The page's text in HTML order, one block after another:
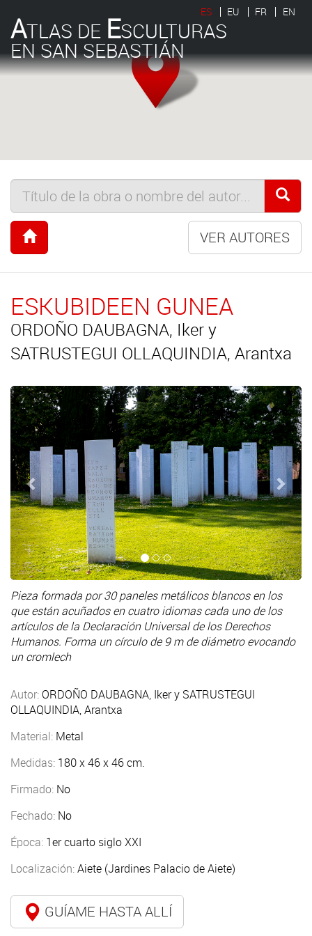
ATLAS DE ESCULTURAS
EN SAN SEBASTIÁN
ES EU FR EN
VER AUTORES
ESKUBIDEEN GUNEA
ORDOÑO DAUBAGNA, Iker y
SATRUSTEGUI OLLAQUINDIA, Arantxa
Anterior
Pieza formada por 30 paneles metálicos blancos en los
que están acuñados en cuatro idiomas cada uno de los
artículos de la Declaración Universal de los Derechos
Humanos. Forma un círculo de 9 m de diámetro evocando
un cromlech
Autor: ORDOÑO DAUBAGNA, Iker y SATRUSTEGUI
OLLAQUINDIA, Arantxa
Material: Metal
Medidas: 180 x 46 x 46 cm.
Firmado: No
Fechado: No
Época: 1er cuarto siglo XXI
Localización:Aiete (Jardines Palacio de Aiete)
GUÍAME HASTA ALLÍ